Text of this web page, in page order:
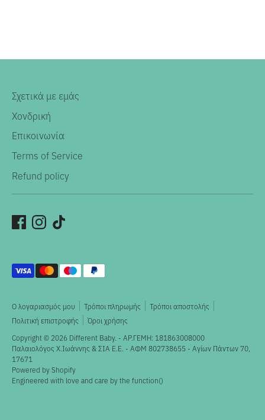
Σχετικά με εμάς
Χονδρική
Επικοινωνία
Terms of Service
Refund policy
Ο λογαριασμός μου Τρόποι πληρωμής
Τρόποι αποστολής
Πολιτική επιστροφής
Όροι χρήσης
Copyright © 2026 Different Baby. - ΑΡ.ΓΕΜΗ: 181863008000
Παλαιολόγος X.Ιωάννης & ΣΙΑ Ε.Ε. - ΑΦΜ 802738655 - Αγίων Πάντων 70,
17671
Powered by Shopify
Engineered with love and care by the function()
Αποδεκτοί
τρόποι